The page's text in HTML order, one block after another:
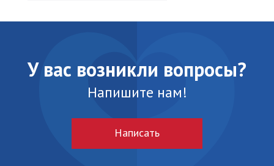
У вас возникли вопросы?
Напишите нам!
Написать